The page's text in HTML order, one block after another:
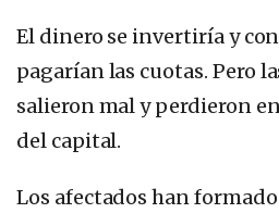
El dinero se invertiría y
pagarían las cuotas. Pero
salieron mal y perdieron
del capital.
Los afectados han